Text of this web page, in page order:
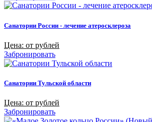
Санатории России - лечение атеросклероза
Цена: от рублей
Забронировать
Санатории Тульской области
Цена: от рублей
Забронировать